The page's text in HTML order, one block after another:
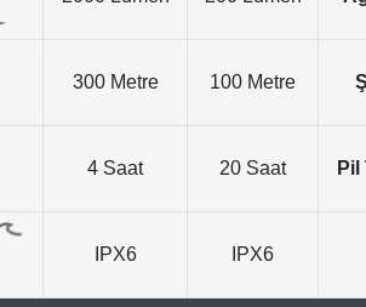
300 Metre 100 Metre
4 Saat 20 Saat Pil
IPX6 IPX6